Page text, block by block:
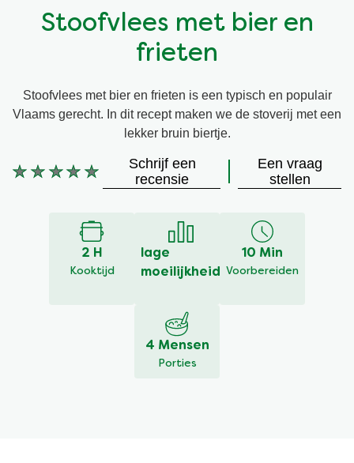
Vegetarisch
Groentewraps
Gelegenheden
Kruiding
Kant en Klaar
Snackpots
Stoofvlees met bier en
frieten
Stoofvlees met bier en frieten is een typisch en populair
Vlaams gerecht. In dit recept maken we de stoverij met een
lekker bruin biertje.
Geen
Schrijf een
recensie
Een vraag
stellen
2 H
Kooktijd
lage
moeilijkheid
10 Min
Voorbereiden
4 Mensen
Porties